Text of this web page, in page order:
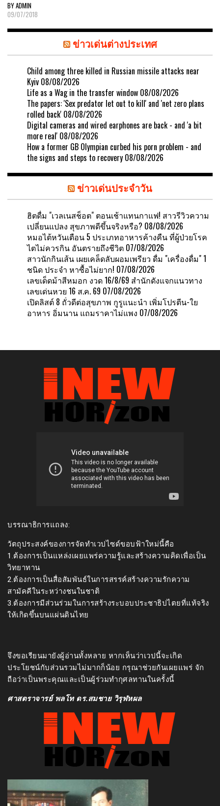
BY ADMIN
09/07/2018
ข่าวเด่นต่างประเทศ
Child among three killed in Russian missile attacks near
Kyiv 08/08/2026
Life as a Wag in the transfer window 08/08/2026
The papers: 'Sex predator let out to kill' and 'net zero plans
rolled back' 08/08/2026
Digital cameras and wired earphones are back - and 'a bit
more real' 08/08/2026
How a former GB Olympian curbed his porn problem - and
the signs and steps to recovery 08/08/2026
ข่าวเด่นประจำวัน
ฮิตดื่ม "เวลเนสช็อต" ตอนเช้าแทนกาแฟ! สาวรีวิวความ
เปลี่ยนแปลง สุขภาพดีขึ้นจริงหรือ? 08/08/2026
หมอไต้หวันเตือน 5 ประเภทอาหารค้างคืน ที่ผู้ป่วยโรค
ไตไม่ควรกิน อันตรายถึงชีวิต 07/08/2026
สาวนักกินเส้น เผยเคล็ดลับผอมเพรียว ดื่ม "เครื่องดื่ม" 1
ชนิด ประจำ หาซื้อไม่ยาก! 07/08/2026
เลขเด็ดม้าสีหมอก งวด 16/8/69 สำนักดังแจกแนวทาง
เลขเด่นหวย 16 ส.ค. 69 07/08/2026
เปิดลิสต์ 8 ถั่วดีต่อสุขภาพ กูรูแนะนำ เพิ่มโปรตีน-ใย
อาหาร อิ่มนาน แถมราคาไม่แพง 07/08/2026
บรรณาธิการแถลง:
วัตถุประสงค์ของการจัดทำเวปไซด์ขอบฟ้าใหม่นี้คือ
1.ต้องการเป็นแหล่งเผยแพร่ความรู้และสร้างความคิดเพื่อเป็น
วิทยาทาน
2.ต้องการเป็นสื่อสัมพันธ์ในการสรรค์สร้างความรักความ
สามัคคีในระหว่างชนในชาติ
3.ต้องการมีส่วนร่วมในการสร้างระบอบประชาธิปไตยที่แท้จริง
ให้เกิดขึ้นบนแผ่นดินไทย
จึงขอเรียนมายังผู้อ่านทั้งหลาย หากเห็นว่าเวปนี้จะเกิด
ประโยชน์กับส่วนรวมไม่มากก็น้อย กรุณาช่วยกันเผยแพร่ จัก
ถือว่าเป็นพระคุณและเป็นผู้ร่วมทำกุศลทานในครั้งนี้
ศาสตราจารย์ พลโท ดร.สมชาย วิรุฬหผล